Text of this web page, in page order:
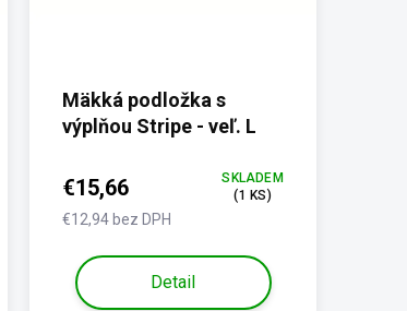
Mäkká podložka s
výplňou Stripe - veľ. L
€12,94 bez DPH
€15,66
SKLADEM
(1 KS)
Detail